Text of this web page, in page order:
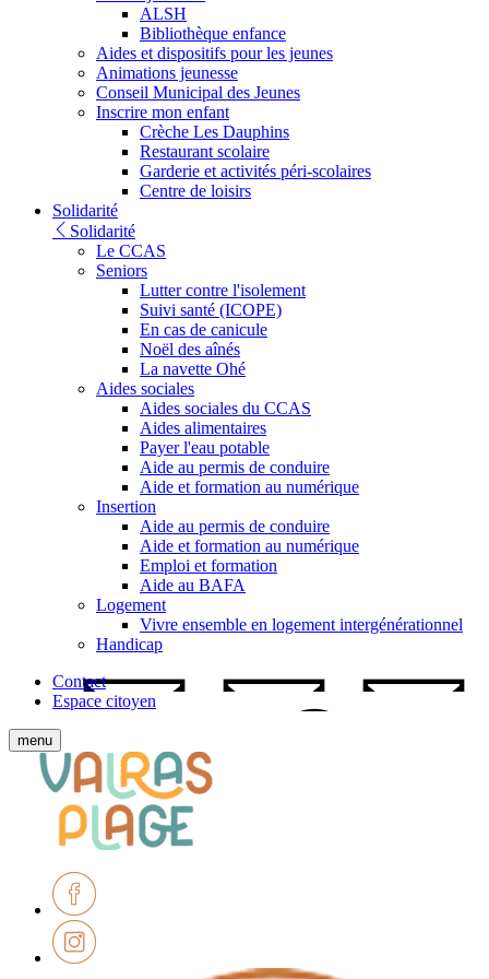
ALSH
Bibliothèque enfance
Aides et dispositifs pour les jeunes
Animations jeunesse
Conseil Municipal des Jeunes
Inscrire mon enfant
Crèche Les Dauphins
Restaurant scolaire
Garderie et activités péri-scolaires
Centre de loisirs
Solidarité
Solidarité
Le CCAS
Seniors
Lutter contre l'isolement
Suivi santé (ICOPE)
En cas de canicule
Noël des aînés
La navette Ohé
Aides sociales
Aides sociales du CCAS
Aides alimentaires
Payer l'eau potable
Aide au permis de conduire
Aide et formation au numérique
Insertion
Aide au permis de conduire
Aide et formation au numérique
Emploi et formation
Aide au BAFA
Logement
Vivre ensemble en logement intergénérationnel
Handicap
Contact
Espace citoyen
Afficher
le
menu
mobile
menu